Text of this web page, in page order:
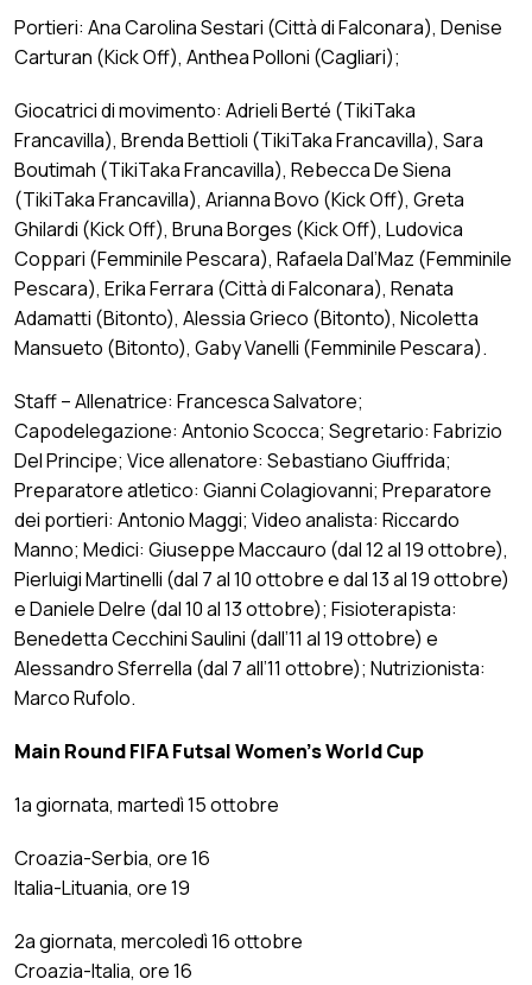
Portieri: Ana Carolina Sestari (Città di Falconara), Denise
Carturan (Kick Off), Anthea Polloni (Cagliari);
Giocatrici di movimento: Adrieli Berté (TikiTaka
Francavilla), Brenda Bettioli (TikiTaka Francavilla), Sara
Boutimah (TikiTaka Francavilla), Rebecca De Siena
(TikiTaka Francavilla), Arianna Bovo (Kick Off), Greta
Ghilardi (Kick Off), Bruna Borges (Kick Off), Ludovica
Coppari (Femminile Pescara), Rafaela Dal’Maz (Femminile
Pescara), Erika Ferrara (Città di Falconara), Renata
Adamatti (Bitonto), Alessia Grieco (Bitonto), Nicoletta
Mansueto (Bitonto), Gaby Vanelli (Femminile Pescara).
Staff – Allenatrice: Francesca Salvatore;
Capodelegazione: Antonio Scocca; Segretario: Fabrizio
Del Principe; Vice allenatore: Sebastiano Giuffrida;
Preparatore atletico: Gianni Colagiovanni; Preparatore
dei portieri: Antonio Maggi; Video analista: Riccardo
Manno; Medici: Giuseppe Maccauro (dal 12 al 19 ottobre),
Pierluigi Martinelli (dal 7 al 10 ottobre e dal 13 al 19 ottobre)
e Daniele Delre (dal 10 al 13 ottobre); Fisioterapista:
Benedetta Cecchini Saulini (dall’11 al 19 ottobre) e
Alessandro Sferrella (dal 7 all’11 ottobre); Nutrizionista:
Marco Rufolo.
Main Round FIFA Futsal Women’s World Cup
1a giornata, martedì 15 ottobre
Croazia-Serbia, ore 16
Italia-Lituania, ore 19
2a giornata, mercoledì 16 ottobre
Croazia-Italia, ore 16